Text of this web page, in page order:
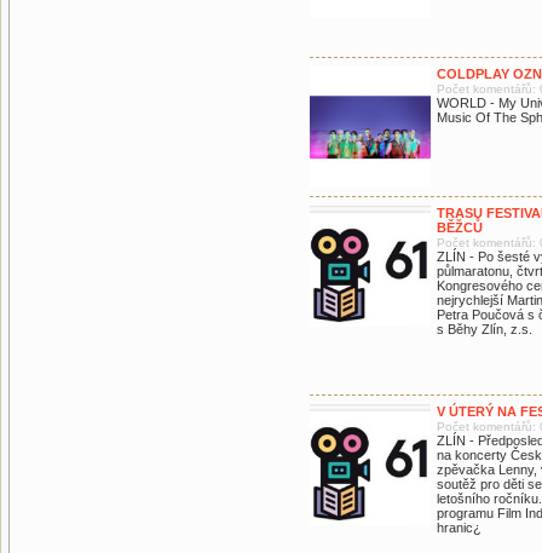
COLDPLAY
Počet komentářů:
WORLD - My
Music Of The
TRASU
BĚŽCŮ
Počet komentářů:
ZLÍN - Po šesté
půlmaratonu,
Kongresového
nejrychlejší
Petra Poučová s
s Běhy Zlín, z.s.
V ÚTERÝ NA
Počet komentářů:
ZLÍN -
na koncerty
zpěvačka Lenny,
soutěž pro děti
letošního
programu Film
hranic¿